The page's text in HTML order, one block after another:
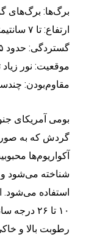
برگ‌ها: برگ‌های
ارتفاع: تا ۷ سانتیمتر (۲.۷ اینچ)
گستردگی: حدود ۵ سانتیمتر (۲ اینچ)
موقعیت: نور زیاد
مقاوم‌بودن:
گردش که به
آکواریوم‌ها
شناخته می‌شود و
استفاده می‌شود.
۱۰ تا ۲۶
رطوبت بالا و